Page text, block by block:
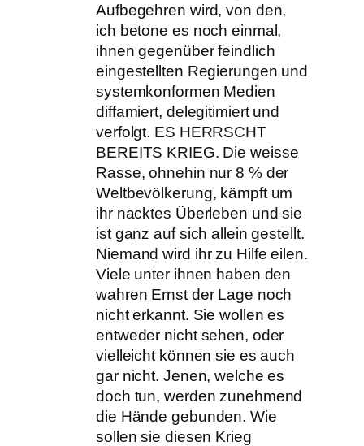
Aufbegehren wird, von den,
ich betone es noch einmal,
ihnen gegenüber feindlich
eingestellten Regierungen und
systemkonformen Medien
diffamiert, delegitimiert und
verfolgt. ES HERRSCHT
BEREITS KRIEG. Die weisse
Rasse, ohnehin nur 8 % der
Weltbevölkerung, kämpft um
ihr nacktes Überleben und sie
ist ganz auf sich allein gestellt.
Niemand wird ihr zu Hilfe eilen.
Viele unter ihnen haben den
wahren Ernst der Lage noch
nicht erkannt. Sie wollen es
entweder nicht sehen, oder
vielleicht können sie es auch
gar nicht. Jenen, welche es
doch tun, werden zunehmend
die Hände gebunden. Wie
sollen sie diesen Krieg